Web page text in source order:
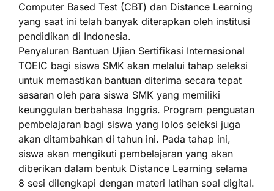
Computer Based Test (CBT) dan Distance Learning
yang saat ini telah banyak diterapkan oleh institusi
pendidikan di Indonesia.
Penyaluran Bantuan Ujian Sertifikasi Internasional
TOEIC bagi siswa SMK akan melalui tahap seleksi
untuk memastikan bantuan diterima secara tepat
sasaran oleh para siswa SMK yang memiliki
keunggulan berbahasa Inggris. Program penguatan
pembelajaran bagi siswa yang lolos seleksi juga
akan ditambahkan di tahun ini. Pada tahap ini,
siswa akan mengikuti pembelajaran yang akan
diberikan dalam bentuk Distance Learning selama
8 sesi dilengkapi dengan materi latihan soal digital.